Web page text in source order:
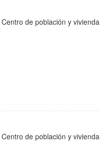
de población y vivienda
de población y vivienda